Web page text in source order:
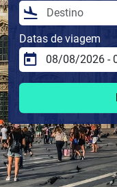
Datas de viagem